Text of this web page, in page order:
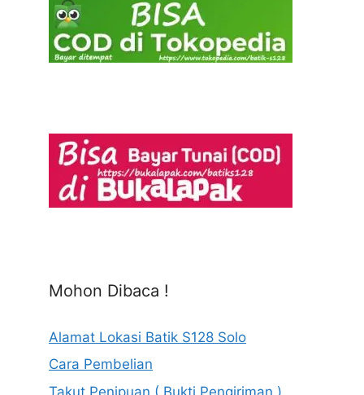
Mohon Dibaca !
Alamat Lokasi Batik S128 Solo
Cara Pembelian
Takut Penipuan ( Bukti Pengiriman )